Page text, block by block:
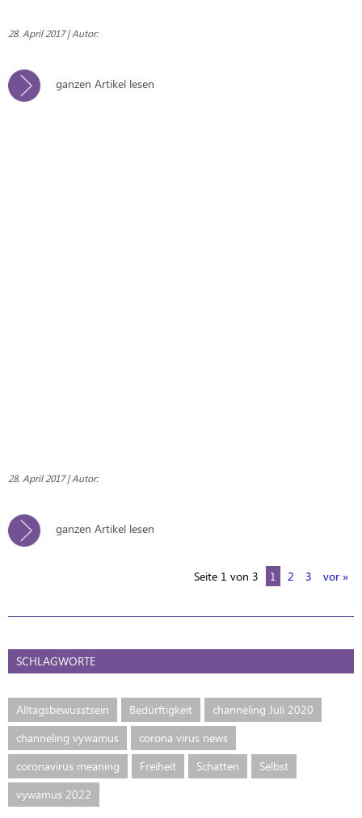
28. April 2017 | Autor:
ganzen Artikel lesen
28. April 2017 | Autor:
ganzen Artikel lesen
Seite 1 von 3 1 2 3 vor »
SCHLAGWORTE
Alltagsbewusstsein Bedürftigkeit
channeling Juli 2020
channeling vywamus
corona virus news
coronavirus meaning
Freiheit Schatten
Selbst
vywamus 2022